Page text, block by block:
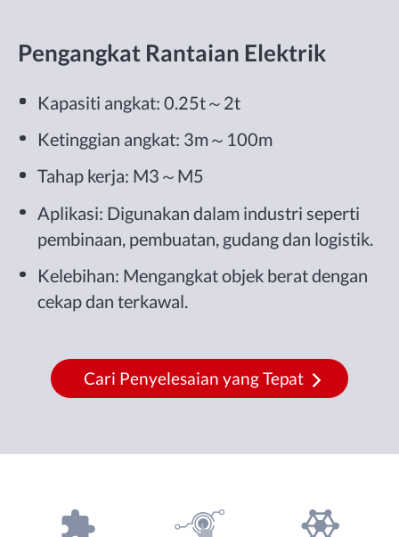
Pengangkat Rantaian Elektrik
Kapasiti angkat: 0.25t～2t
Ketinggian angkat: 3m～100m
Tahap kerja: M3～M5
Aplikasi: Digunakan dalam industri seperti
pembinaan, pembuatan, gudang dan logistik.
Kelebihan: Mengangkat objek berat dengan
cekap dan terkawal.
Cari Penyelesaian yang Tepat